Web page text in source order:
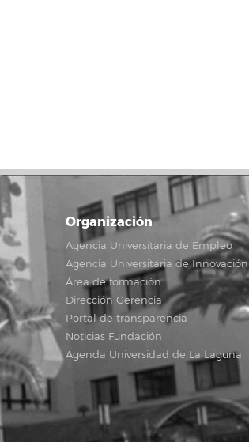
Organización
Agencia Universitaria de Empleo
Agencia Universitaria de Innovación
Área de formación
Dirección Gerencia
Portal de transparencia
Noticias Fundación
Agenda Universidad de La Laguna